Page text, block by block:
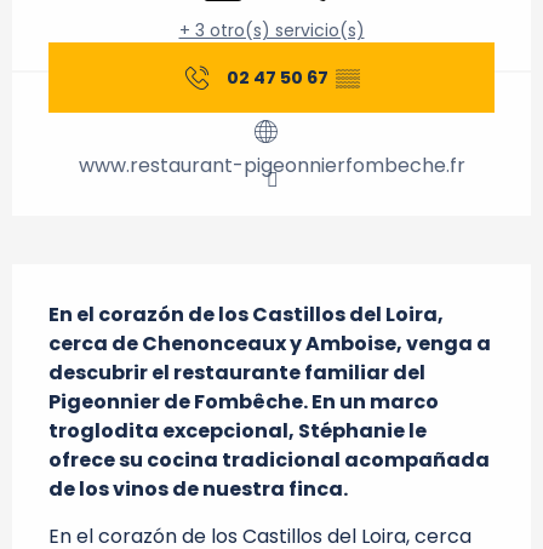
+ 3 otro(s) servicio(s)
02 47 50 67 ▒▒
www.restaurant-pigeonnierfombeche.fr
En el corazón de los Castillos del Loira,
cerca de Chenonceaux y Amboise, venga a
descubrir el restaurante familiar del
Pigeonnier de Fombêche. En un marco
troglodita excepcional, Stéphanie le
ofrece su cocina tradicional acompañada
de los vinos de nuestra finca.
En el corazón de los Castillos del Loira, cerca